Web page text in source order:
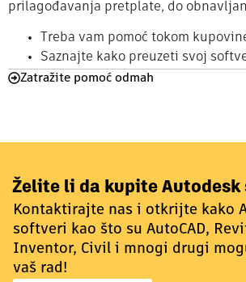
prilagođavanja pretplate, do
Treba vam pomoć tokom
Saznajte kako preuzeti svoj
Zatražite pomoć odmah
Želite li da kupite Autodesk
Kontaktirajte nas i otkrijte kako
softveri kao što su AutoCAD,
Inventor, Civil i mnogi drugi
vaš rad!